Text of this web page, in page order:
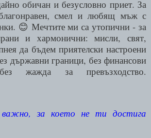
обичан и безусловно приет. За
благонравен, смел и любящ мъж с
😊 Мечтите ми са утопични - за
и хармонични: мисли, свят,
да бъдем приятелски настроени
държавни граници, без финансови
жажда за превъзходство.
за което не ти достига